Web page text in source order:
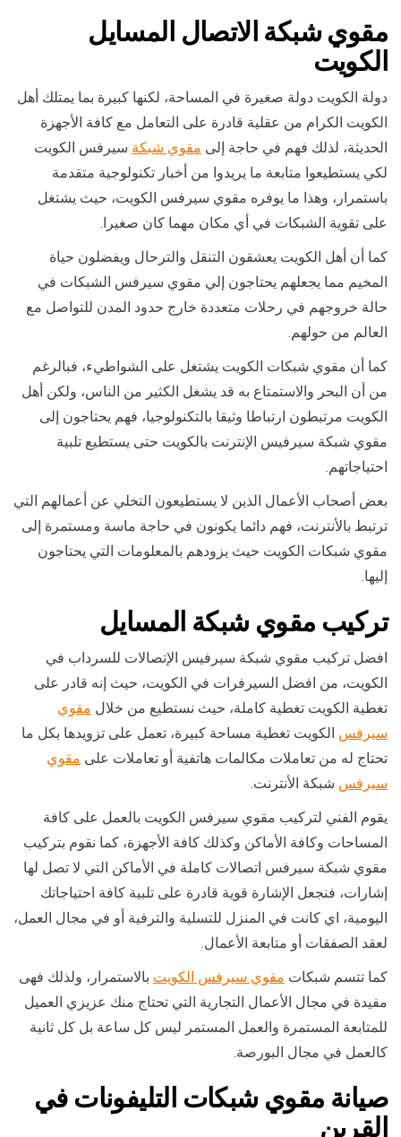
مقوي شبكة الاتصال المسايل
الكويت
دولة الكويت دولة صغيرة في المساحة، لكنها كبيرة بما يمتلك أهل
الكويت الكرام من عقلية قادرة على التعامل مع كافة الأجهزة
الحديثة، لذلك فهم في حاجة إلى مقوي شبكة سيرفس الكويت
لكي يستطيعوا متابعة ما يريدوا من أخبار تكنولوجية متقدمة
باستمرار، وهذا ما يوفره مقوي سيرفس الكويت، حيث يشتغل
على تقوية الشبكات في أي مكان مهما كان صغيرا.
كما أن أهل الكويت يعشقون التنقل والترحال ويفضلون حياة
المخيم مما يجعلهم يحتاجون إلي مقوي سيرفس الشبكات في
حالة خروجهم في رحلات متعددة خارج حدود المدن للتواصل مع
العالم من حولهم.
كما أن مقوي شبكات الكويت يشتغل على الشواطيء، فبالرغم
من أن البحر والاستمتاع به قد يشغل الكثير من الناس، ولكن أهل
الكويت مرتبطون ارتباطا وثيقا بالتكنولوجيا، فهم يحتاجون إلى
مقوي شبكة سيرفيس الإنترنت بالكويت حتى يستطيع تلبية
احتياجاتهم.
بعض أصحاب الأعمال الذين لا يستطيعون التخلي عن أعمالهم التي
ترتبط بالأنترنت، فهم دائما يكونون في حاجة ماسة ومستمرة إلى
مقوي شبكات الكويت حيث يزودهم بالمعلومات التي يحتاجون
إليها.
تركيب مقوي شبكة المسايل
افضل تركيب مقوي شبكة سيرفيس الإتصالات للسرداب في
الكويت، من افضل السيرفرات في الكويت، حيث إنه قادر على
تغطية الكويت تغطية كاملة، حيث نستطيع من خلال مقوي
سيرفس الكويت تغطية مساحة كبيرة، تعمل على تزويدها بكل ما
تحتاج له من تعاملات مكالمات هاتفية أو تعاملات على مقوي
سيرفس شبكة الأنترنت.
يقوم الفني لتركيب مقوي سيرفس الكويت بالعمل على كافة
المساحات وكافة الأماكن وكذلك كافة الأجهزة، كما نقوم بتركيب
مقوي شبكة سيرفس اتصالات كاملة في الأماكن التي لا تصل لها
إشارات، فنجعل الإشارة قوية قادرة على تلبية كافة احتياجاتك
اليومية، اي كانت في المنزل للتسلية والترفية أو في مجال العمل،
لعقد الصفقات أو متابعة الأعمال.
كما تتسم شبكات مقوي سيرفس الكويت بالاستمرار، ولذلك فهى
مفيدة في مجال الأعمال التجارية التي تحتاج منك عزيزي العميل
للمتابعة المستمرة والعمل المستمر ليس كل ساعة بل كل ثانية
كالعمل في مجال البورصة.
صيانة مقوي شبكات التليفونات في
القرين